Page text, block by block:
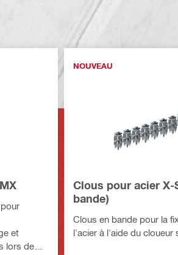
et
lors de
NOUVEAU
Clous pour acier X-
bande)
Clous en bande pour la
l'acier à l'aide du cloueur